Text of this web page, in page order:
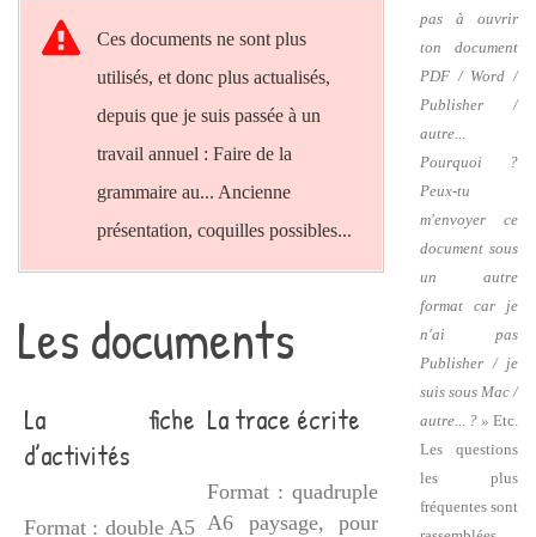
Ces documents ne sont plus
utilisés, et donc plus actualisés,
depuis que je suis passée à un
travail annuel : Faire de la
grammaire au... Ancienne
présentation, coquilles possibles...
Les documents
La fiche
d’activités
Format : double A5
La trace écrite
Format : quadruple
A6 paysage, pour
pas à ouvrir
ton document
PDF / Word /
Publisher /
autre...
Pourquoi ?
Peux-tu
m'envoyer ce
document sous
un autre
format car je
n'ai pas
Publisher / je
suis sous Mac /
autre... ? » Etc.
Les questions
les plus
fréquentes sont